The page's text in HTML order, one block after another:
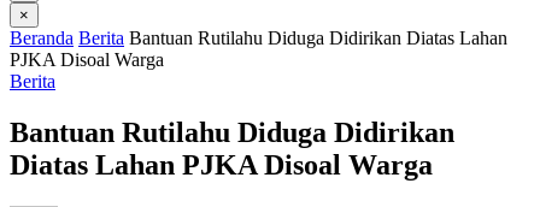
×
Beranda Berita Bantuan Rutilahu Diduga Didirikan Diatas Lahan
PJKA Disoal Warga
Berita
Bantuan Rutilahu Diduga Didirikan
Diatas Lahan PJKA Disoal Warga